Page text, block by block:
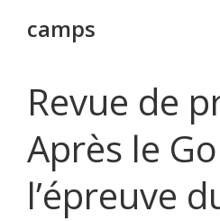
camps
Revue de
Après le
l’épreuve